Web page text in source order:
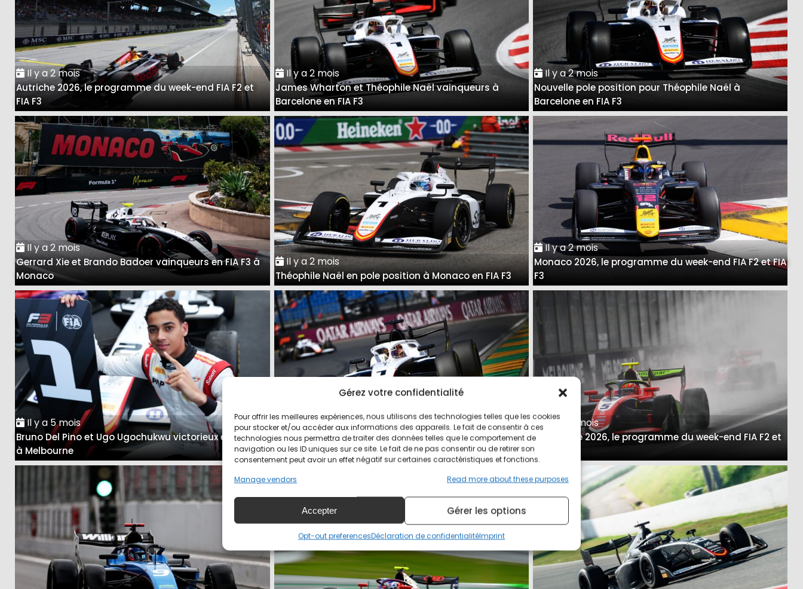
Gérez votre confidentialité
Pour offrir les meilleures expériences, nous utilisons des technologies telles que les cookies
pour stocker et/ou accéder aux informations des appareils. Le fait de consentir à ces
technologies nous permettra de traiter des données telles que le comportement de
navigation ou les ID uniques sur ce site. Le fait de ne pas consentir ou de retirer son
consentement peut avoir un effet négatif sur certaines caractéristiques et fonctions.
Manage vendors
Read more about these purposes
Accepter Gérer les options
Opt-out preferencesDéclaration de confidentialitéImprint
Il y a 2 mois
Autriche 2026, le programme du week-end FIA F2 et
FIA F3
Il y a 2 mois
James Wharton et Théophile Naël vainqueurs à
Barcelone en FIA F3
Il y a 2 mois
Nouvelle pole position pour Théophile Naël à
Barcelone en FIA F3
Il y a 2 mois
Gerrard Xie et Brando Badoer vainqueurs en FIA F3 à
Monaco
Il y a 2 mois
Théophile Naël en pole position à Monaco en FIA F3
Il y a 2 mois
Monaco 2026, le programme du week-end FIA F2 et FIA
F3
Il y a 5 mois
Bruno Del Pino et Ugo Ugochukwu victorieux en FIA F3
à Melbourne
Il y a 5 mois
Théophile Naël réalise la pole position à Melbourne en
FIA F3
Il y a 5 mois
Melbourne 2026, le programme du week-end FIA F2 et
FIA F3